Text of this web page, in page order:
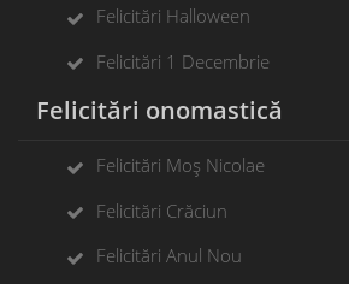
Felicitări Halloween
Felicitări 1 Decembrie
Felicitări onomastică
Felicitări Moș Nicolae
Felicitări Crăciun
Felicitări Anul Nou